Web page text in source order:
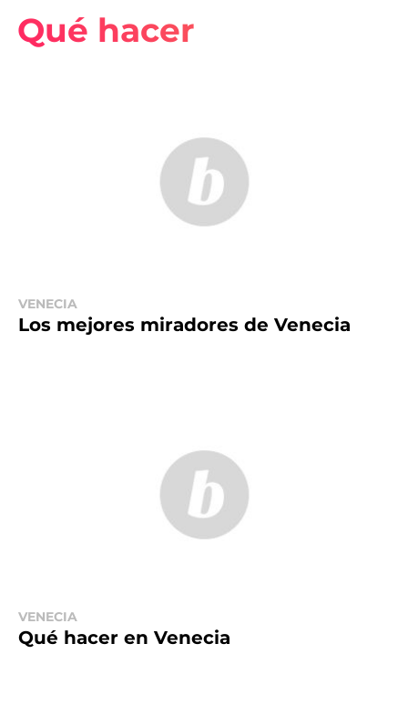
Qué hacer
VENECIA
Los mejores miradores de Venecia
VENECIA
Qué hacer en Venecia